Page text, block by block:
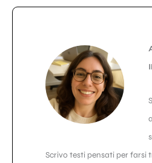
Scrivo testi pensati per farsi